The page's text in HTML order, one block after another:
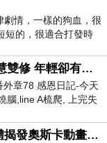
情，一樣的狗血，很
短的，很適合打發時
小護師番外章78 > 福慧雙修 年輕卻有個老靈魂 ㄑ金剛經〉podcast
章78 感恩日記-今天
腦,line A梳爬, 上完失
【電影圈八卦】：媒體揭發奧斯卡動畫項目投票醜聞！好萊塢為什麼看不起動畫電影？